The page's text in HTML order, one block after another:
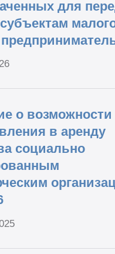
для
о возможности
в аренду
социально